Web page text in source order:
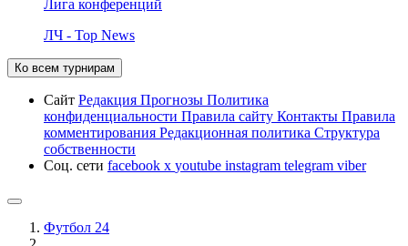
Лига конференций
ЛЧ - Top News
Ко всем турнирам
Сайт Редакция Прогнозы Политика
конфиденциальности Правила сайту Контакты Правила
комментирования Редакционная политика Структура
собственности
Соц. сети facebook x youtube instagram telegram viber
Футбол 24